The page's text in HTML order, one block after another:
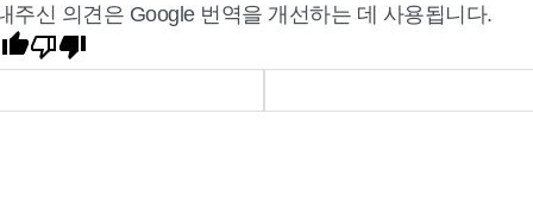
주신 의견은 Google 번역을 개선하는 데 사용됩니다.